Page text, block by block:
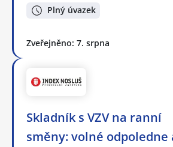
Plný úvazek
Zveřejněno: 7. srpna
Skladník s VZV na ranní
směny: volné odpoledne